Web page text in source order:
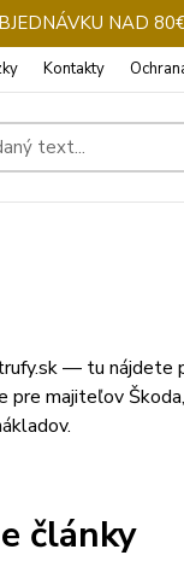
NAD
Kontakty
— tu nájdete
pre majiteľov
články